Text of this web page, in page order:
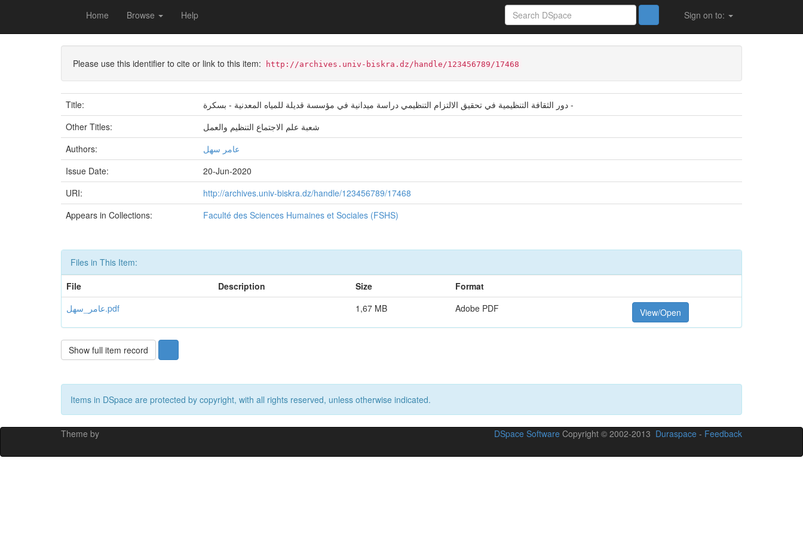
Home Browse Help Sign on to:
Please use this identifier to cite or link to this item: http://archives.univ-biskra.dz/handle/123456789/17468
Title:
دور الثقافة التنظيمية في تحقيق الالتزام التنظيمي دراسة ميدانية في مؤسسة قديلة للمياه المعدنية - بسكرة -
Other Titles:
شعبة علم الاجتماع التنظيم والعمل
Authors:
عامر سهل
Issue Date:
20-Jun-2020
URI:
http://archives.univ-biskra.dz/handle/123456789/17468
Appears in Collections:
Faculté des Sciences Humaines et Sociales (FSHS)
Files in This Item:
File
Description Size
Format
عامر_سهل.pdf
1,67 MB Adobe PDF View/Open
Show full item record
Items in DSpace are protected by copyright, with all rights reserved, unless otherwise indicated.
Theme by DSpace Software Copyright © 2002-2013 Duraspace - Feedback